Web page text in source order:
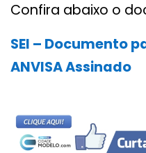
Confira abaixo o
SEI – Documento
ANVISA Assinado